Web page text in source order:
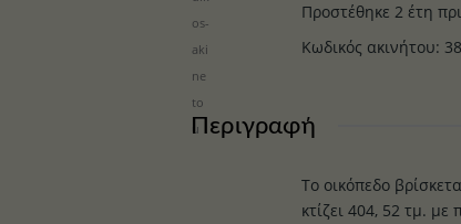
Προστέθηκε 2 έτη
Κωδικός ακινήτου:
Περιγραφή
Το οικόπεδο
κτίζει 404, 52 τμ.